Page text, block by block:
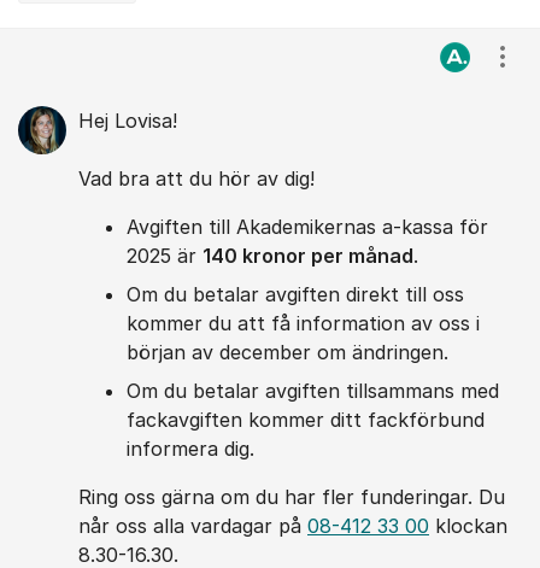
Hej Lovisa!
Vad bra att du hör av dig!
Avgiften till Akademikernas a-kassa för
2025 är 140 kronor per månad.
Om du betalar avgiften direkt till oss
kommer du att få information av oss i
början av december om ändringen.
Om du betalar avgiften tillsammans med
fackavgiften kommer ditt fackförbund
informera dig.
Ring oss gärna om du har fler funderingar. Du
når oss alla vardagar på 08-412 33 00 klockan
8.30-16.30.